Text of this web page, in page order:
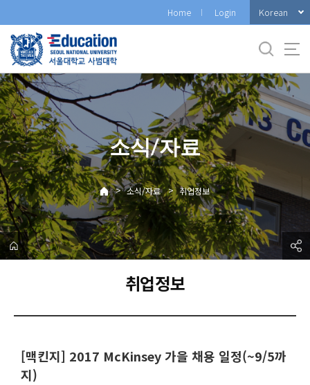
로
메
뉴
Home Login Korean
소식/자료
> 소식/자료 > 취업정보
취업정보
[맥킨지] 2017 McKinsey 가을 채용 일정(~9/5까
지)